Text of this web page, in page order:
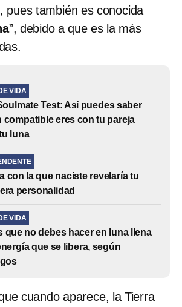
pues también es conocida
”, debido a que es la más
VIDA
Test: Así puedes saber
compatible eres con tu pareja
luna
con la que naciste revelaría tu
personalidad
VIDA
que no debes hacer en luna llena
que se libera, según
cuando aparece, la Tierra